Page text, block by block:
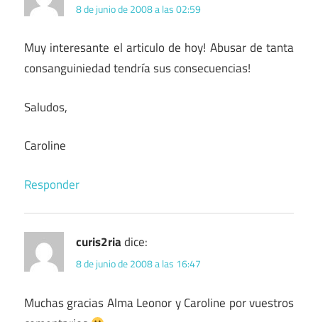
8 de junio de 2008 a las 02:59
Muy interesante el articulo de hoy! Abusar de tanta
consanguiniedad tendría sus consecuencias!
Saludos,
Caroline
Responder
curis2riadice:
8 de junio de 2008 a las 16:47
Muchas gracias Alma Leonor y Caroline por vuestros